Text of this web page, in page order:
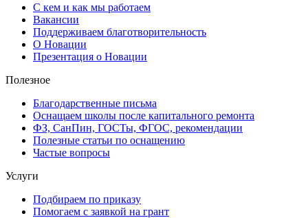
С кем и как мы работаем
Вакансии
Поддерживаем благотворительность
О Новации
Презентация о Новации
Полезное
Благодарственные письма
Оснащаем школы после капитального ремонта
ФЗ, СанПин, ГОСТы, ФГОС, рекомендации
Полезные статьи по оснащению
Частые вопросы
Услуги
Подбираем по приказу
Помогаем с заявкой на грант